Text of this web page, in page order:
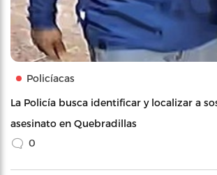
Policíacas
La Policía busca identificar y localizar a
asesinato en Quebradillas
0